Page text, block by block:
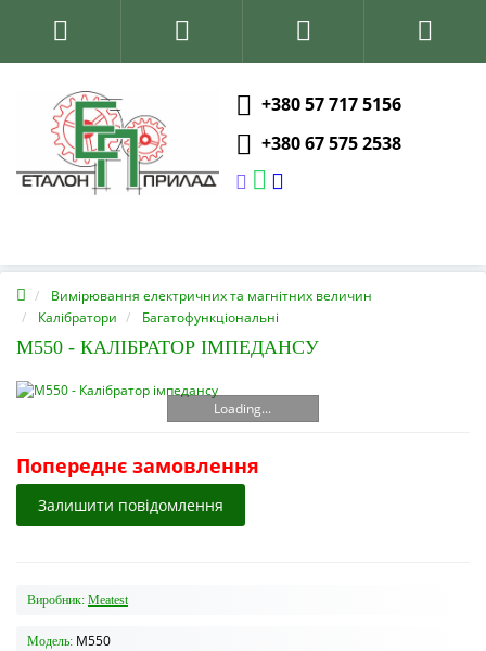
+380 57 717 5156
+380 67 575 2538
Вимірювання електричних та магнітних величин
Калібратори
Багатофункціональні
M550 - КАЛІБРАТОР ІМПЕДАНСУ
Loading...
Попереднє замовлення
Залишити повідомлення
Виробник: Meatest
Модель: M550